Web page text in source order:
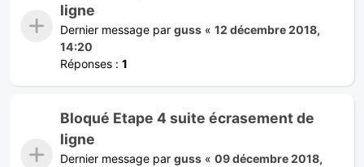
ligne
Dernier message par guss « 12 décembre 2018,
14:20
Réponses : 1
Bloqué Etape 4 suite écrasement de
ligne
Dernier message par guss « 09 décembre 2018,